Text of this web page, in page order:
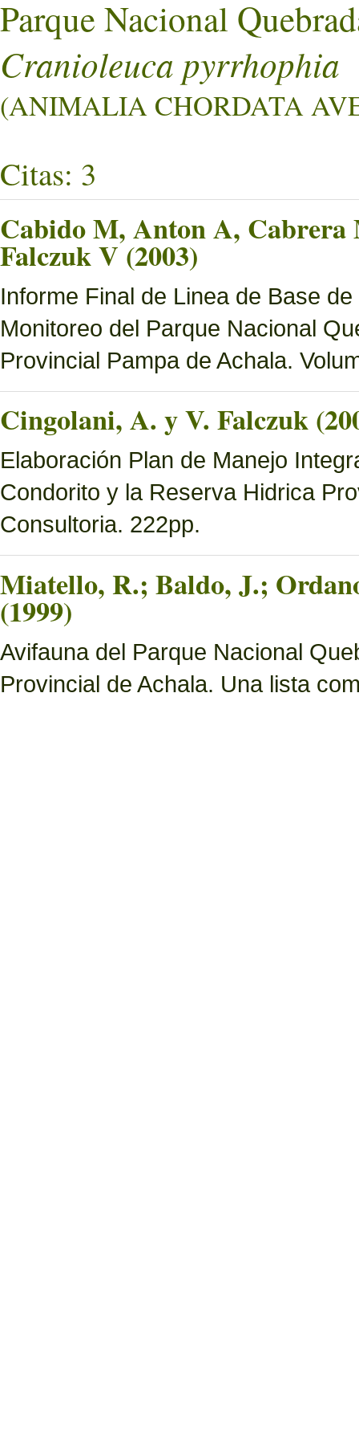
Parque Nacional
Cranioleuca pyrrhophia
(ANIMALIA CHORDATA
Citas: 3
Cabido M, Anton A,
Falczuk V (2003)
Informe Final de Linea de Base
Monitoreo del Parque Nacional
Provincial Pampa de Achala.
Cingolani, A. y V. Falczuk
Elaboración Plan de Manejo
Condorito y la Reserva Hidrica
Consultoria. 222pp.
Miatello, R.; Baldo, J.;
(1999)
Avifauna del Parque Nacional
Provincial de Achala. Una lista